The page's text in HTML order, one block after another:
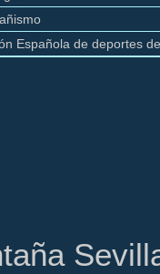
Española de deportes